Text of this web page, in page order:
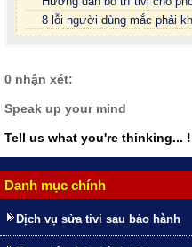
Danh mục chính
Dịch vụ sửa tivi sau bảo hành
8 lỗi người dùng mắc phải
0 nhận xét:
Speak up your mind
Tell us what you're thinking... !